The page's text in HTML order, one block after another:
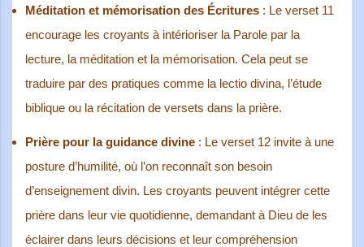
Méditation et mémorisation des Écritures : Le verset 11
encourage les croyants à intérioriser la Parole par la
lecture, la méditation et la mémorisation. Cela peut se
traduire par des pratiques comme la lectio divina, l’étude
biblique ou la récitation de versets dans la prière.
Prière pour la guidance divine : Le verset 12 invite à une
posture d’humilité, où l’on reconnaît son besoin
d’enseignement divin. Les croyants peuvent intégrer cette
prière dans leur vie quotidienne, demandant à Dieu de les
éclairer dans leurs décisions et leur compréhension